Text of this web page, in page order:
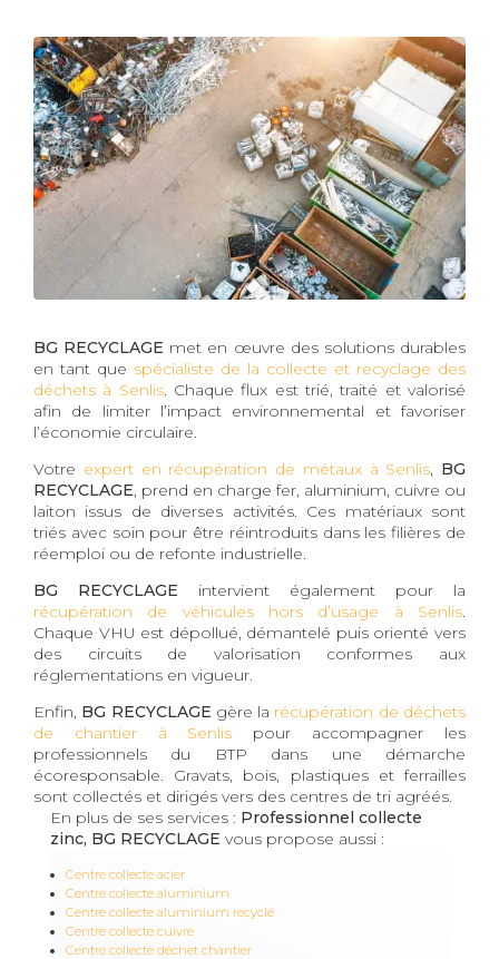
BG RECYCLAGE met en œuvre des solutions durables
en tant que spécialiste de la collecte et recyclage des
déchets à Senlis. Chaque flux est trié, traité et valorisé
afin de limiter l’impact environnemental et favoriser
l’économie circulaire.
Votre expert en récupération de métaux à Senlis, BG
RECYCLAGE, prend en charge fer, aluminium, cuivre ou
laiton issus de diverses activités. Ces matériaux sont
triés avec soin pour être réintroduits dans les filières de
réemploi ou de refonte industrielle.
BG RECYCLAGE intervient également pour la
récupération de véhicules hors d’usage à Senlis.
Chaque VHU est dépollué, démantelé puis orienté vers
des circuits de valorisation conformes aux
réglementations en vigueur.
Enfin, BG RECYCLAGE gère la récupération de déchets
de chantier à Senlis pour accompagner les
professionnels du BTP dans une démarche
écoresponsable. Gravats, bois, plastiques et ferrailles
sont collectés et dirigés vers des centres de tri agréés.
En plus de ses services : Professionnel collecte
zinc, BG RECYCLAGE vous propose aussi :
Centre collecte acier
Centre collecte aluminium
Centre collecte aluminium recyclé
Centre collecte cuivre
Centre collecte déchet chantier